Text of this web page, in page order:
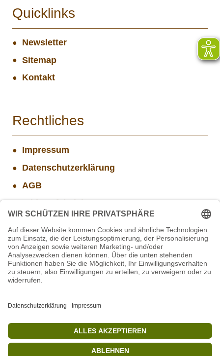
Quicklinks
Newsletter
Sitemap
Kontakt
Rechtliches
Impressum
Datenschutzerklärung
AGB
Widerrufsbelehrung
Aktuelle Stellenangebote
Projekt WORBIS Praktikum: Technik (ab Herbst)
STIFTUNG für BÄREN - Stellvertretende
Geschäftsführung (w/m/d)